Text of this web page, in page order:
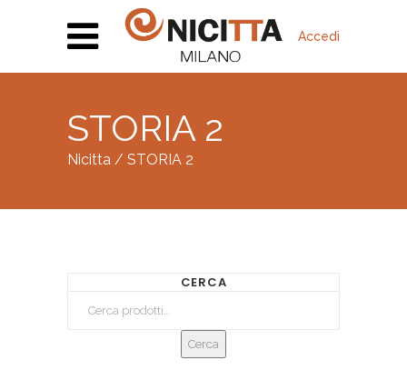
Accedi
STORIA 2
Nicitta / STORIA 2
CERCA
Cerca